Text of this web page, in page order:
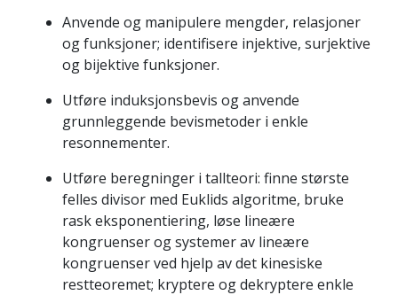
Anvende og manipulere mengder, relasjoner
og funksjoner; identifisere injektive, surjektive
og bijektive funksjoner.
Utføre induksjonsbevis og anvende
grunnleggende bevismetoder i enkle
resonnementer.
Utføre beregninger i tallteori: finne største
felles divisor med Euklids algoritme, bruke
rask eksponentiering, løse lineære
kongruenser og systemer av lineære
kongruenser ved hjelp av det kinesiske
restteoremet; kryptere og dekryptere enkle